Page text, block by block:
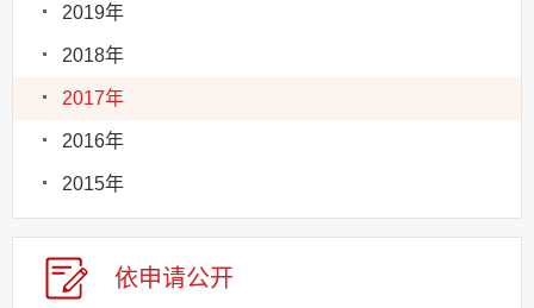
2019年
2018年
2017年
2016年
2015年
依申请公开